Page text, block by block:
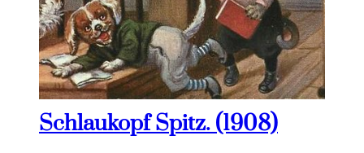
Schlaukopf Spitz. (1908)